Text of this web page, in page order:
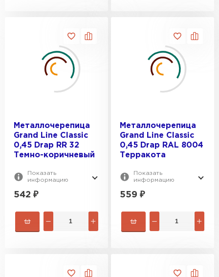
Металлочерепица
Grand Line Classic
0,45 Drap RR 32
Темно-коричневый
Показать
информацию
542 ₽
Металлочерепица
Grand Line Classic
0,45 Drap RAL 8004
Терракота
Показать
информацию
559 ₽